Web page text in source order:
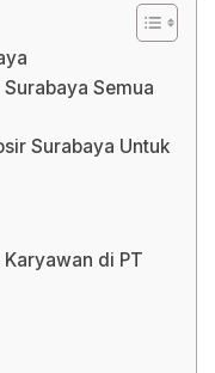
Semua
Surabaya Untuk
di PT